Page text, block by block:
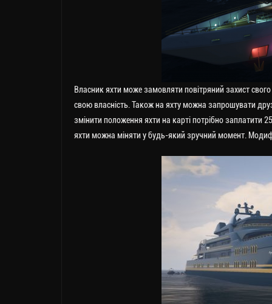
Власник яхти може замовляти повітряний захист
свою власність. Також на яхту можна запрошувати
змінити положення яхти на карті потрібно заплатити
яхти можна міняти у будь-який зручний момент.